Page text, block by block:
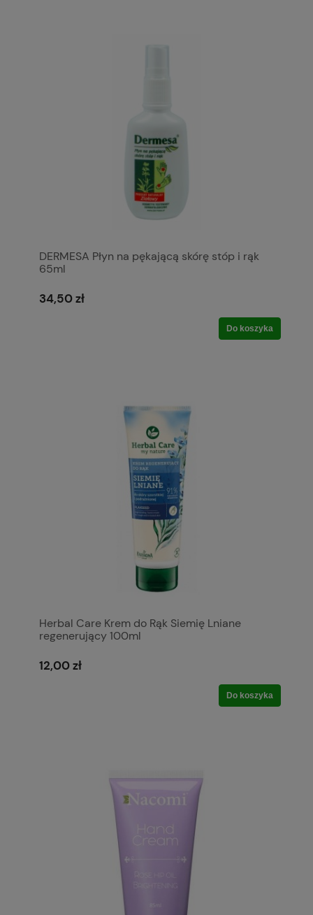
DERMESA Płyn na pękającą skórę stóp i rąk
65ml
34,50 zł
Do koszyka
Herbal Care Krem do Rąk Siemię Lniane
regenerujący 100ml
12,00 zł
Do koszyka